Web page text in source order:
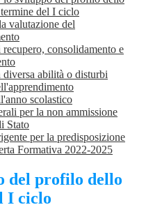
del I ciclo
valutazione del
recupero, consolidamento e
abilità o disturbi
scolastico
per la non ammissione
Stato
per la predisposizione
Formativa 2022-2025
del profilo dello
I ciclo